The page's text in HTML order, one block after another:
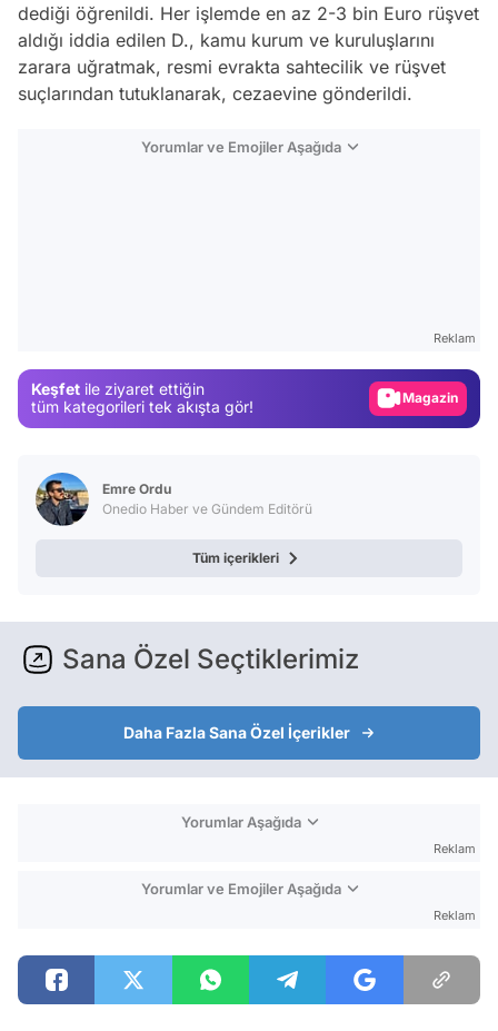
dediği öğrenildi. Her işlemde en az 2-3 bin Euro rüşvet
aldığı iddia edilen D., kamu kurum ve kuruluşlarını
zarara uğratmak, resmi evrakta sahtecilik ve rüşvet
suçlarından tutuklanarak, cezaevine gönderildi.
Yorumlar ve Emojiler Aşağıda
Reklam
Keşfet ile ziyaret ettiğin
tüm kategorileri tek akışta gör!
Magazin
Emre Ordu
Onedio Haber ve Gündem Editörü
Tüm içerikleri
Sana Özel Seçtiklerimiz
Daha Fazla Sana Özel İçerikler
Yorumlar Aşağıda
Reklam
Yorumlar ve Emojiler Aşağıda
Reklam